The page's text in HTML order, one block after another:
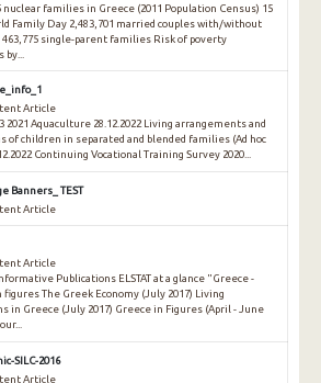
nuclear families in Greece (2011 Population Census) 15
Family Day 2,483,701 married couples with/without
single-parent families Risk of poverty
Article
2021 Aquaculture 28.12.2022 Living arrangements and
of children in separated and blended families (Ad hoc
Continuing Vocational Training Survey 2020...
Banners_ TEST
Article
Article
Publications ELSTAT at a glance "Greece -
figures The Greek Economy (July 2017) Living
in Greece (July 2017) Greece in Figures (April - June
SILC-2016
Article